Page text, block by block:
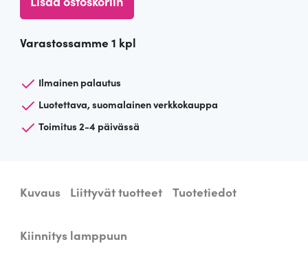
k
e
n
p
n
Varastossamme 1 kpl
Ilmainen palautus
Luotettava, suomalainen verkkokauppa
Toimitus 2-4 päivässä
Kuvaus Liittyvät tuotteet Tuotetiedot
Kiinnitys lamppuun